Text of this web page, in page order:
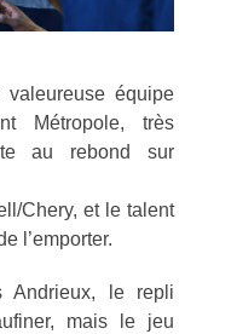
équipe
Métropole, très
au rebond sur
Chery, et le talent
l’emporter.
Andrieux, le repli
mais le jeu